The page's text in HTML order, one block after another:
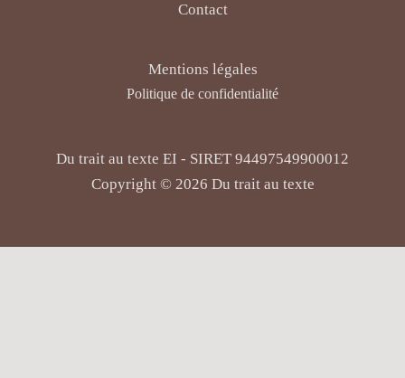
Contact
Mentions légales
Politique de confidentialité
Du trait au texte EI - SIRET 94497549900012
Copyright © 2026 Du trait au texte